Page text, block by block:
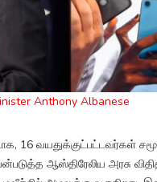
Anthony Albanese
16 வயதுக்குட்பட்டவர்கள்
ஆஸ்திரேலிய அரசு